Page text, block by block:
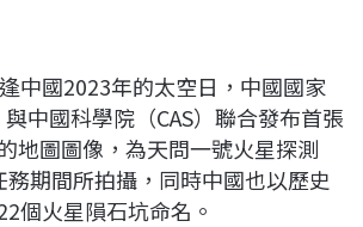
a
d
s
e
d
I
n
L
i
n
k
中國2023年的太空日，中國國家
中國科學院（CAS）聯合發布首張
地圖圖像，為天問一號火星探測
期間所拍攝，同時中國也以歷史
個火星隕石坑命名。